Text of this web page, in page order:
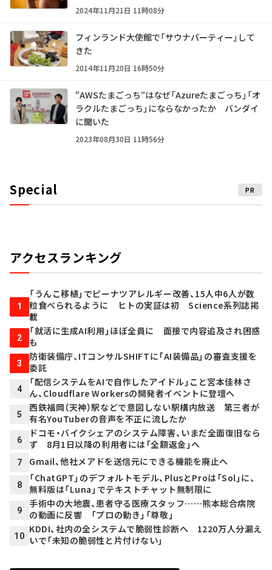
2024年11月21日 11時08分
フィンランド大使館で「サウナパーティー」して
きた
2014年11月20日 16時50分
“AWSたまごっち”はなぜ「Azureたまごっち」「オ
ラクルたまごっち」にならなかったか バンダイ
に聞いた
2023年08月30日 11時56分
Special PR
アクセスランキング
1
「うんこ移植」でピーナツアレルギー改善、15人中6人が数
粒食べられるように ヒトの実証は初 Science系列誌掲
載
2
「就活に生成AI利用」ほぼ全員に 面接で内容追及され困惑
も
3
防衛装備庁、ITコンサルSHIFTに「AI装備品」の審査支援を
委託
4
「配信システムをAIで自作したアイドル」こと宮本佳林さ
ん、Cloudflare Workersの開発者イベントに登壇へ
5
西鉄福岡（天神）駅などで意図しない駅構内放送 第三者が
有名YouTuberの音声を不正に流したか
6
ドコモ・バイクシェアのシステム障害、いまだ全面復旧なら
ず 8月1日以降の利用者には「全額返金」へ
7 Gmail、他社メアドを送信元にできる機能を廃止へ
8
「ChatGPT」のデフォルトモデル、PlusとProは「Sol」に、
無料版は「Luna」でテキストチャット無制限に
9
手術中の大地震、患者守る医療スタッフ……熊本総合病院
の動画に反響 「プロの動き」「尊敬」
10
KDDI、社内の全システムで脆弱性診断へ 1220万人分漏え
いで「未知の脆弱性と片付けない」